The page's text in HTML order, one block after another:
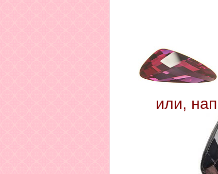
или,